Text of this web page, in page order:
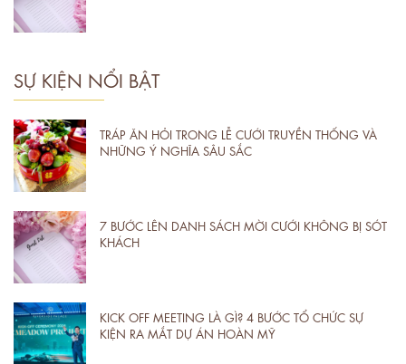
SỰ KIỆN NỔI BẬT
TRÁP ĂN HỎI TRONG LỄ CƯỚI TRUYỀN THỐNG VÀ
NHỮNG Ý NGHĨA SÂU SẮC
7 BƯỚC LÊN DANH SÁCH MỜI CƯỚI KHÔNG BỊ SÓT
KHÁCH
KICK OFF MEETING LÀ GÌ? 4 BƯỚC TỔ CHỨC SỰ
KIỆN RA MẮT DỰ ÁN HOÀN MỸ